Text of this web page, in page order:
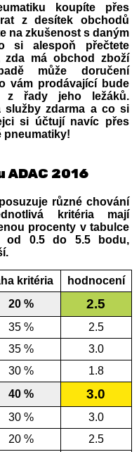
koupíte přes
z desítek obchodů
na zkušenost s daným
si alespoň přečtete
zda má obchod zboží
může doručení
vám prodávající bude
z řady jeho ležáků.
služby zdarma a co si
si účtují navíc přes
pneumatiky!
2016
různé chování
kritéria mají
procenty v tabulce
od 0.5 do 5.5 bodu,
kritéria
hodnocení
20 % 2.5
35 %
2.5
35 %
3.0
30 %
1.8
40 % 3.0
30 %
3.0
20 %
2.5